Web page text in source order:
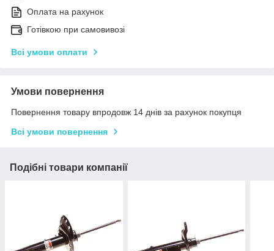
Оплата на рахунок
Готівкою при самовивозі
Всі умови оплати
Умови повернення
Повернення товару впродовж 14 днів за рахунок покупця
Всі умови повернення
Подібні товари компанії